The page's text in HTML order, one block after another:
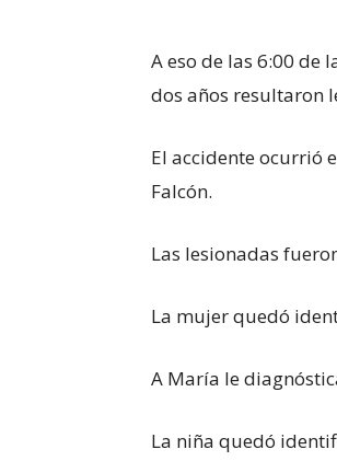
A eso de las 6:00 de
dos años resultaron
El accidente ocurrió
Falcón.
Las lesionadas
La mujer quedó
A María le
La niña quedó